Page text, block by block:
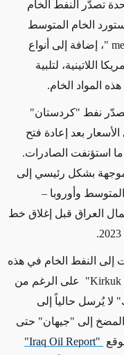
تصدّر النفط الخام
الخام المتوسط
"، إضافة إلى أنواع
اللاتينية، لتلبية
المواد الخام.
نفط "كردستان"
بعد إعادة فتح
ما استؤنفت الصادرات.
موجهة بشكل رئيسي إلى
وأوروبا –
العراق قبل إغلاق خط
.
إلى النفط الخام في هذه
Kirkuk
على الرغم من
يُرسل حالياً إلى
إلى "جيهان" حتى
"Iraq Oil Report"